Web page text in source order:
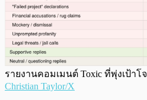
รายงานคอมเมนต์ Toxic ที่พุ่งเป้าโจ
Christian Taylor/X